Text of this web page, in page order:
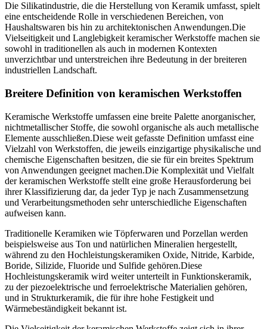
Die Silikatindustrie, die die Herstellung von Keramik umfasst, spielt
eine entscheidende Rolle in verschiedenen Bereichen, von
Haushaltswaren bis hin zu architektonischen Anwendungen.Die
Vielseitigkeit und Langlebigkeit keramischer Werkstoffe machen sie
sowohl in traditionellen als auch in modernen Kontexten
unverzichtbar und unterstreichen ihre Bedeutung in der breiteren
industriellen Landschaft.
Breitere Definition von keramischen Werkstoffen
Keramische Werkstoffe umfassen eine breite Palette anorganischer,
nichtmetallischer Stoffe, die sowohl organische als auch metallische
Elemente ausschließen.Diese weit gefasste Definition umfasst eine
Vielzahl von Werkstoffen, die jeweils einzigartige physikalische und
chemische Eigenschaften besitzen, die sie für ein breites Spektrum
von Anwendungen geeignet machen.Die Komplexität und Vielfalt
der keramischen Werkstoffe stellt eine große Herausforderung bei
ihrer Klassifizierung dar, da jeder Typ je nach Zusammensetzung
und Verarbeitungsmethoden sehr unterschiedliche Eigenschaften
aufweisen kann.
Traditionelle Keramiken wie Töpferwaren und Porzellan werden
beispielsweise aus Ton und natürlichen Mineralien hergestellt,
während zu den Hochleistungskeramiken Oxide, Nitride, Karbide,
Boride, Silizide, Fluoride und Sulfide gehören.Diese
Hochleistungskeramik wird weiter unterteilt in Funktionskeramik,
zu der piezoelektrische und ferroelektrische Materialien gehören,
und in Strukturkeramik, die für ihre hohe Festigkeit und
Wärmebeständigkeit bekannt ist.